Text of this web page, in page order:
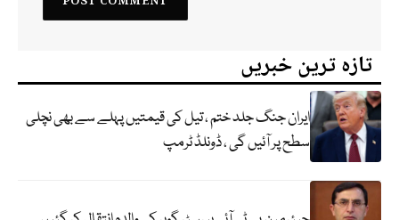
تازہ ترین خبریں
ایران جنگ جلد ختم ، تیل کی قیمتیں پہلے سے بھی نچلی
سطح پر آئیں گی ، ڈونلڈ ٹرمپ